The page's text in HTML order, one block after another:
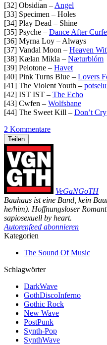
[32] Obsidian – Angel
[33] Specimen – Holes
[34] Play Dead – Shine
[35] Psyche – Dance After
[36] Myrna Loy – Always
[37] Vandal Moon – Heaven
[38] Kælan Mikla – Næturblóm
[39] Pelotone – Havet
[40] Pink Turns Blue – Lovers
[41] The Violent Youth –
[42] IST IST – The Echo
[43] Cwfen – Wolfsbane
[44] The Sweet Kill – Don’t Cry
2 Kommentare
Teilen
VeGaNGoTH
Bauhaus ist eine Band, kein
he/him). Hoffnungsloser
sapiosexuell by heart.
Autorenfeed abonnieren
Kategorien
The Sound Of Music
Schlagwörter
DarkWave
GothDiscoInferno
Gothic Rock
New Wave
PostPunk
Synth-Pop
SynthWave